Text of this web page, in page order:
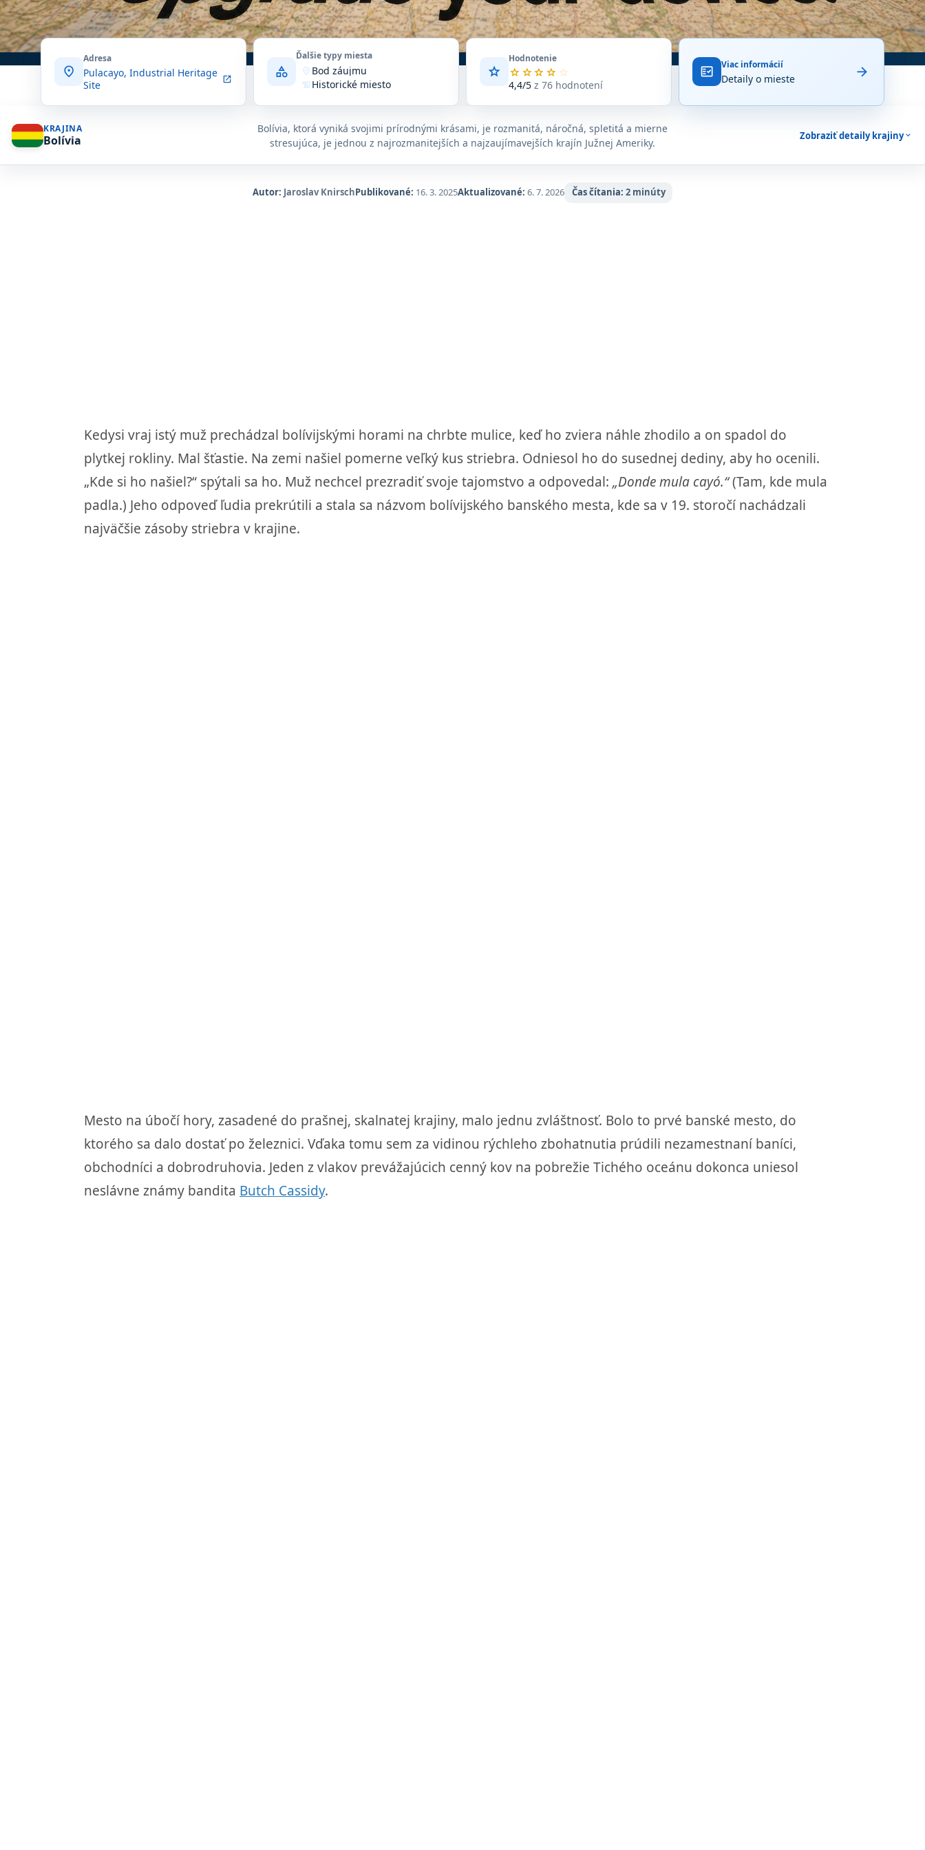
location_on
Adresa
Pulacayo, Industrial Heritage
Site
open_in_new category
Ďalšie typy miesta
where_to_vote Bod záujmu
history_edu Historické miesto
star
Hodnotenie
star star star star star
4,4/5z 76 hodnotení
Priemerné
hodnotenie
z
na
základe
Google
fact_check Viac informácií
Detaily o mieste arrow_forward
KRAJINA
Bolívia
Bolívia, ktorá vyniká svojimi prírodnými krásami, je rozmanitá, náročná, spletitá a mierne
stresujúca, je jednou z najrozmanitejších a najzaujímavejších krajín Južnej Ameriky.
Zobraziť detaily krajinyexpand_more
Autor: Jaroslav KnirschPublikované: 16. 3. 2025Aktualizované: 6. 7. 2026 Čas čítania: 2 minúty
Kedysi vraj istý muž prechádzal bolívijskými horami na chrbte mulice, keď ho zviera náhle zhodilo a on spadol do
plytkej rokliny. Mal šťastie. Na zemi našiel pomerne veľký kus striebra. Odniesol ho do susednej dediny, aby ho ocenili.
„Kde si ho našiel?“ spýtali sa ho. Muž nechcel prezradiť svoje tajomstvo a odpovedal: „Donde mula cayó.“(Tam, kde mula
padla.) Jeho odpoveď ľudia prekrútili a stala sa názvom bolívijského banského mesta, kde sa v 19. storočí nachádzali
najväčšie zásoby striebra v krajine.
Mesto na úbočí hory, zasadené do prašnej, skalnatej krajiny, malo jednu zvláštnosť. Bolo to prvé banské mesto, do
ktorého sa dalo dostať po železnici. Vďaka tomu sem za vidinou rýchleho zbohatnutia prúdili nezamestnaní baníci,
obchodníci a dobrodruhovia. Jeden z vlakov prevážajúcich cenný kov na pobrežie Tichého oceánu dokonca uniesol
neslávne známy bandita Butch Cassidy.